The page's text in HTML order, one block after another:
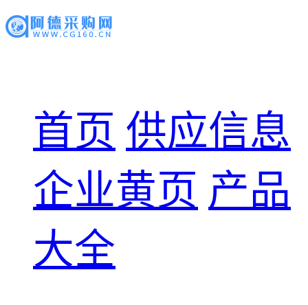
首页 供应信息
企业黄页 产品
大全